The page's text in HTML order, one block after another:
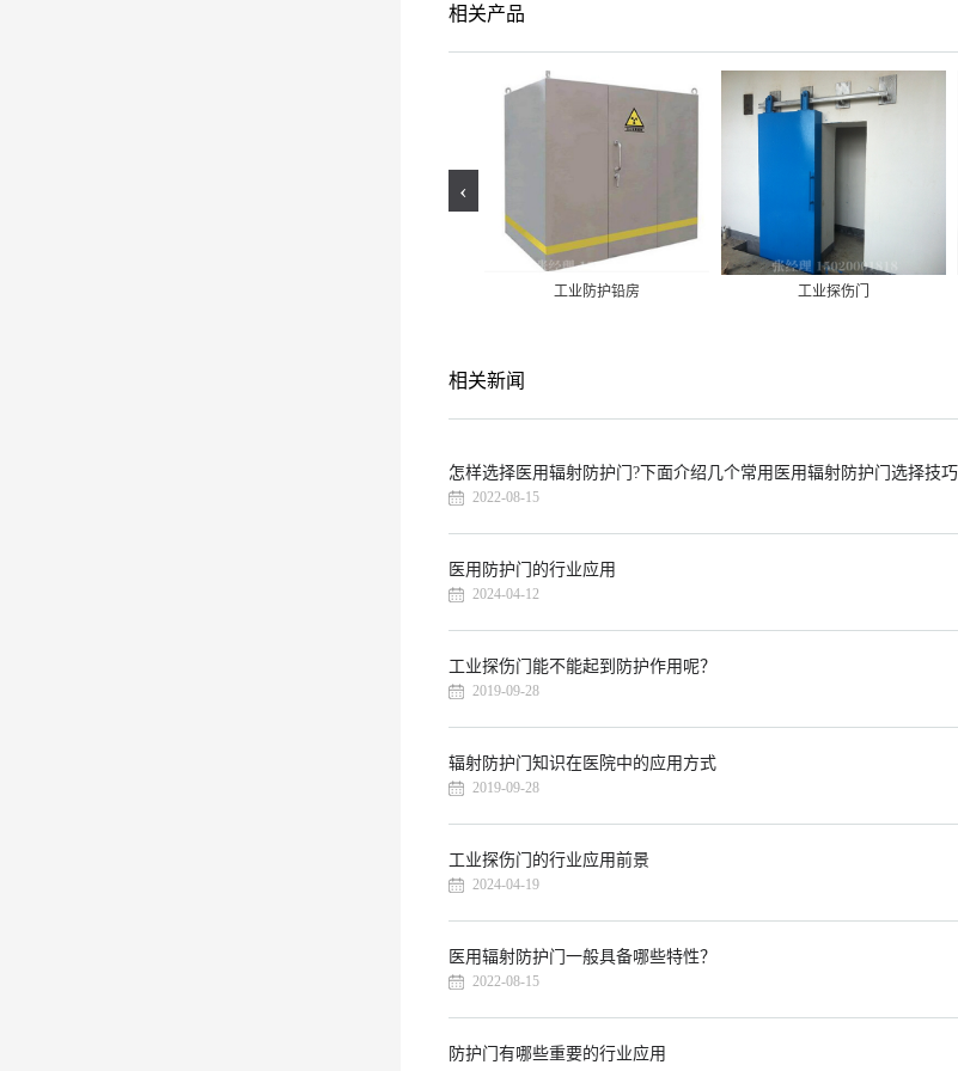
相关产品
工业防护铅房 工业探伤门
‹
相关新闻
怎样选择医用辐射防护门?下面介绍几个常用医用辐射防护门选择技巧
2022-08-15
医用防护门的行业应用
2024-04-12
工业探伤门能不能起到防护作用呢？
2019-09-28
辐射防护门知识在医院中的应用方式
2019-09-28
工业探伤门的行业应用前景
2024-04-19
医用辐射防护门一般具备哪些特性？
2022-08-15
防护门有哪些重要的行业应用